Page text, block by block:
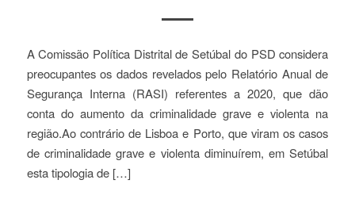
A Comissão Política Distrital de Setúbal do PSD considera
preocupantes os dados revelados pelo Relatório Anual de
Segurança Interna (RASI) referentes a 2020, que dão
conta do aumento da criminalidade grave e violenta na
região.Ao contrário de Lisboa e Porto, que viram os casos
de criminalidade grave e violenta diminuírem, em Setúbal
esta tipologia de […]